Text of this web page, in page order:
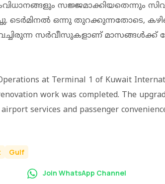
സജ്ജമാക്കിയതെന്നും
ടെര്‍മിനല്‍ ഒന്നു തുറക്കുന്നതോടെ,
സര്‍വീസുകളാണ് മാസങ്ങള്‍ക്ക്
at Terminal 1 of Kuwait
work was completed. The
services and passenger
Gulf
Join WhatsApp Channel